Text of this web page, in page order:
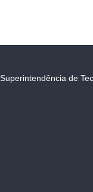
Superintendência de